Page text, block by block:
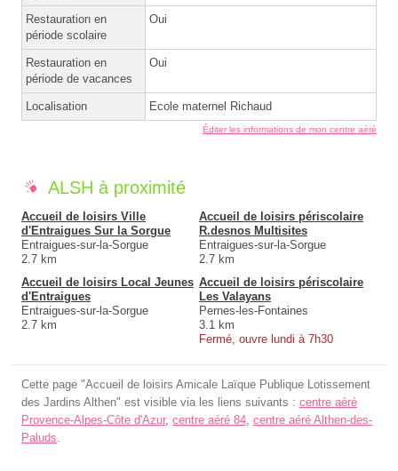
Restauration en
période scolaire
Oui
Restauration en
période de vacances
Oui
Localisation Ecole maternel Richaud
Éditer les informations de mon centre aéré
ALSH à proximité
Accueil de loisirs Ville
d'Entraigues Sur la Sorgue
Entraigues-sur-la-Sorgue
2.7 km
Accueil de loisirs périscolaire
R.desnos Multisites
Entraigues-sur-la-Sorgue
2.7 km
Accueil de loisirs Local Jeunes
d'Entraigues
Entraigues-sur-la-Sorgue
2.7 km
Accueil de loisirs périscolaire
Les Valayans
Pernes-les-Fontaines
3.1 km
Fermé, ouvre lundi à 7h30
Cette page "Accueil de loisirs Amicale Laïque Publique Lotissement
des Jardins Althen" est visible via les liens suivants : centre aéré
Provence-Alpes-Côte d'Azur, centre aéré 84, centre aéré Althen-des-
Paluds.